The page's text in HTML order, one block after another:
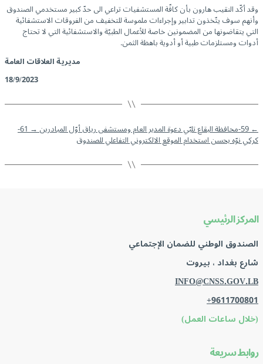
وقد أكّد النقيب هارون بأن كافّة المستشفيات تراعي الى حدّ كبير مستخدمي الصندوق
وأنهم سوف يتّخذون تدابير وإجراءات ملموسة للتخفيف من الفروقات الاستشفائية
التي يتقاضونها من المضمونين خاصة للأعمال الطبيّة والاستشفائية التي لا تحتاج
أدوات ومستلزمات طبية أو أدوية باهظة الثمن.
مديرية العلاقات العامة
18/9/2023
←59-محافظة البقاع تلبّي دعوة المدير العام ومستشفى رياق أوّل المبادرين →
61-
كركي نوّه بحسن استخدام الموقع الالكتروني التفاعلي للصندوق
المركز الرئيسي
الصندوق الوطني للضمان الإجتماعي
شارع بغداد ، بيروت
INFO@CNSS.GOV.LB
+9611700801
(خلال ساعات العمل)
روابط سريعة